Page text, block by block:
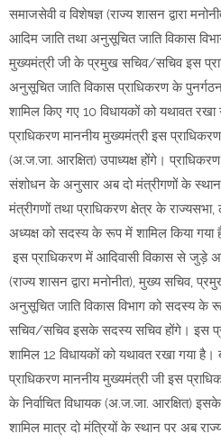
समाजसेवी व विशेषज्ञ (राज्य शासन द्वारा
आदिम जाति तथा अनुसूचित जाति विकास
मुख्यमंत्री जी के प्रमुख सचिव/सचिव इस
अनुसूचित जाति विकास प्राधिकरण के
शामिल किए गए 10 विधायकों को यथावत रखा
प्राधिकरण माननीय मुख्यमंत्री इस
(अ.ज.जा. आरक्षित) उपाध्यक्ष होंगे।
संशोधन के अनुसार अब दो मंत्रीगणों के
मंत्रीगणों तथा प्राधिकरण क्षेत्र के
अध्यक्ष को सदस्य के रूप में शामिल किया गया
इस प्राधिकरण में आदिवासी विकास से जुड़े
(राज्य शासन द्वारा मनोनीत), मुख्य सचिव,
अनुसूचित जाति विकास विभाग को सदस्य के
सचिव/सचिव इसके सदस्य सचिव होंगे। इस
शामिल 12 विधायकों को यथावत रखा गया है।
प्राधिकरण माननीय मुख्यमंत्री जी इस
के निर्वाचित विधायक (अ.ज.जा. आरक्षित)
शामिल मात्र दो मंत्रियों के स्थान पर अब